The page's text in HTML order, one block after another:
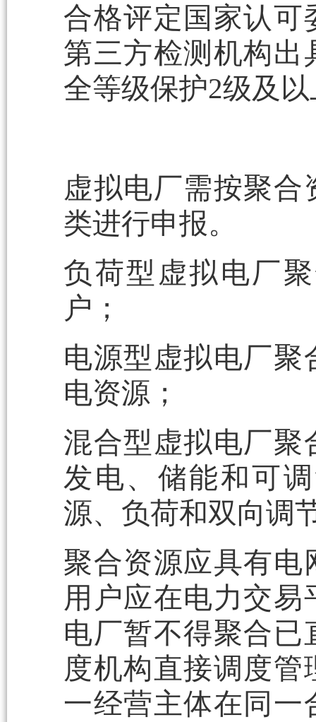
合格评定国家认可
第三方检测机构出
全等级保护2级及
虚拟电厂需按聚
类进行申报。
负荷型虚拟电厂
户；
电源型虚拟电厂
电资源；
混合型虚拟电厂聚
发电、储能和可
源、负荷和双向调
聚合资源应具有电
用户应在电力交
电厂暂不得聚合
度机构直接调度
一经营主体在同